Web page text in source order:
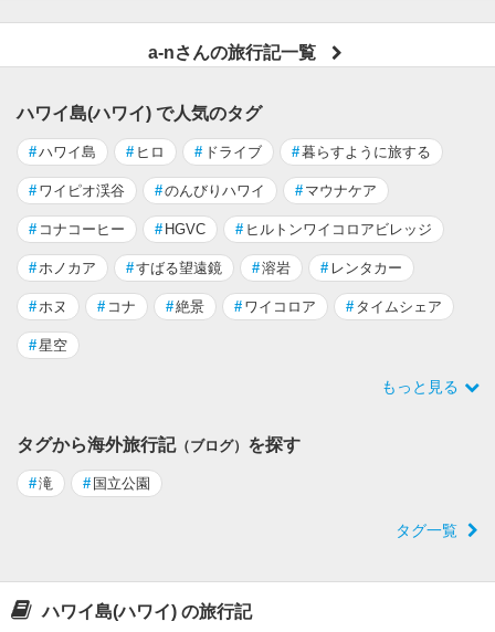
a-nさんの旅行記一覧
ハワイ島(ハワイ) で人気のタグ
#ハワイ島 # ヒロ # ドライブ #暮らすように旅する
# ワイピオ渓谷 #のんびりハワイ # マウナケア
# コナコーヒー # HGVC # ヒルトンワイコロアビレッジ
#ホノカア #すばる望遠鏡 #溶岩 # レンタカー
#ホヌ # コナ #絶景 # ワイコロア # タイムシェア
#星空
もっと見る
タグから海外旅行記（ブログ） を探す
#滝 # 国立公園
タグ一覧
ハワイ島(ハワイ) の旅行記